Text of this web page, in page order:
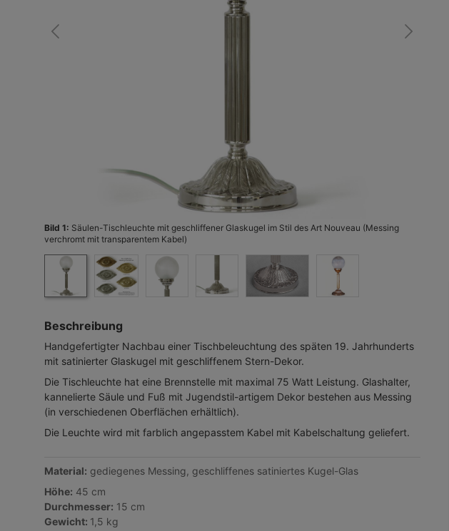
Bild 1: Säulen-Tischleuchte mit geschliffener Glaskugel im Stil des Art Nouveau (Messing
verchromt mit transparentem Kabel)
Beschreibung
Handgefertigter Nachbau einer Tischbeleuchtung des späten 19. Jahrhunderts
mit satinierter Glaskugel mit geschliffenem Stern-Dekor.
Die Tischleuchte hat eine Brennstelle mit maximal 75 Watt Leistung. Glashalter,
kannelierte Säule und Fuß mit Jugendstil-artigem Dekor bestehen aus Messing
(in verschiedenen Oberflächen erhältlich).
Die Leuchte wird mit farblich angepasstem Kabel mit Kabelschaltung geliefert.
Material: gediegenes Messing, geschliffenes satiniertes Kugel-Glas
Höhe: 45 cm
Durchmesser: 15 cm
Gewicht: 1,5 kg